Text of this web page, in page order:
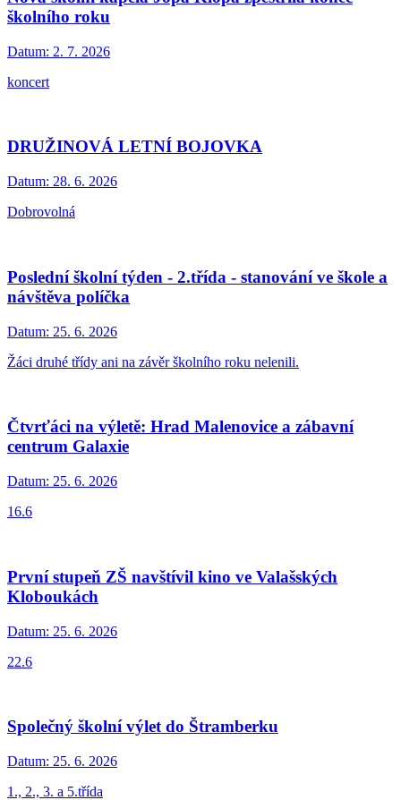
školního roku
Datum: 2. 7. 2026
koncert
DRUŽINOVÁ LETNÍ BOJOVKA
Datum: 28. 6. 2026
Dobrovolná
Poslední školní týden - 2.třída - stanování ve škole a
návštěva políčka
Datum: 25. 6. 2026
Žáci druhé třídy ani na závěr školního roku nelenili.
Čtvrťáci na výletě: Hrad Malenovice a zábavní
centrum Galaxie
Datum: 25. 6. 2026
16.6
První stupeň ZŠ navštívil kino ve Valašských
Kloboukách
Datum: 25. 6. 2026
22.6
Společný školní výlet do Štramberku
Datum: 25. 6. 2026
1., 2., 3. a 5.třída